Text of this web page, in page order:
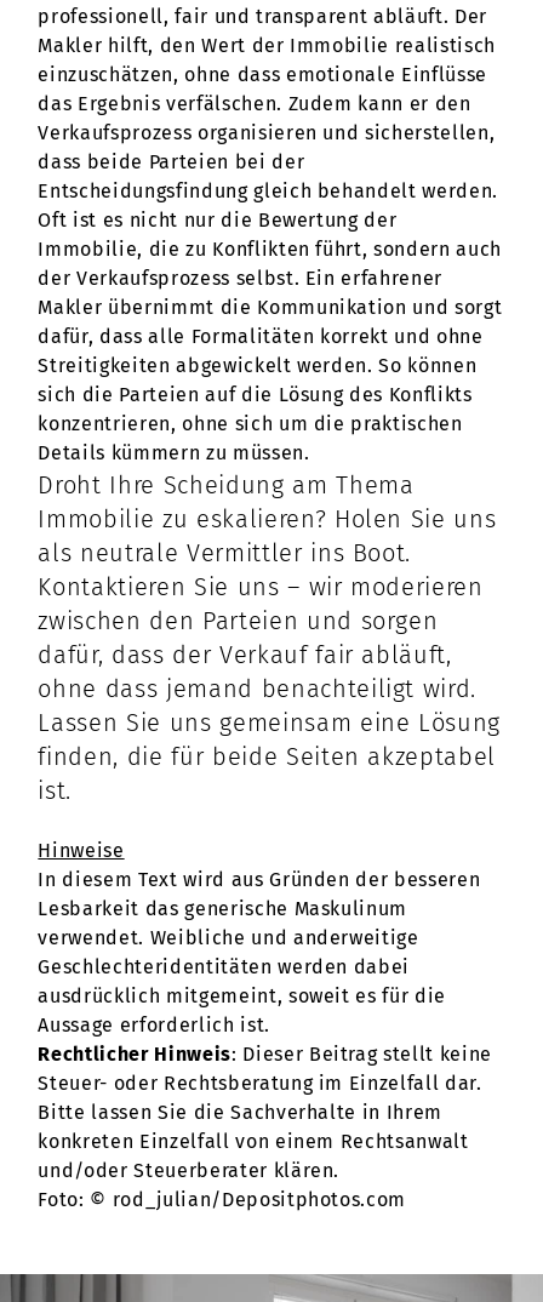
professionell, fair und transparent abläuft. Der
Makler hilft, den Wert der Immobilie realistisch
einzuschätzen, ohne dass emotionale Einflüsse
das Ergebnis verfälschen. Zudem kann er den
Verkaufsprozess organisieren und sicherstellen,
dass beide Parteien bei der
Entscheidungsfindung gleich behandelt werden.
Oft ist es nicht nur die Bewertung der
Immobilie, die zu Konflikten führt, sondern auch
der Verkaufsprozess selbst. Ein erfahrener
Makler übernimmt die Kommunikation und sorgt
dafür, dass alle Formalitäten korrekt und ohne
Streitigkeiten abgewickelt werden. So können
sich die Parteien auf die Lösung des Konflikts
konzentrieren, ohne sich um die praktischen
Details kümmern zu müssen.
Droht Ihre Scheidung am Thema
Immobilie zu eskalieren? Holen Sie uns
als neutrale Vermittler ins Boot.
Kontaktieren Sie uns – wir moderieren
zwischen den Parteien und sorgen
dafür, dass der Verkauf fair abläuft,
ohne dass jemand benachteiligt wird.
Lassen Sie uns gemeinsam eine Lösung
finden, die für beide Seiten akzeptabel
ist.
Hinweise
In diesem Text wird aus Gründen der besseren
Lesbarkeit das generische Maskulinum
verwendet. Weibliche und anderweitige
Geschlechteridentitäten werden dabei
ausdrücklich mitgemeint, soweit es für die
Aussage erforderlich ist.
Rechtlicher Hinweis: Dieser Beitrag stellt keine
Steuer- oder Rechtsberatung im Einzelfall dar.
Bitte lassen Sie die Sachverhalte in Ihrem
konkreten Einzelfall von einem Rechtsanwalt
und/oder Steuerberater klären.
Foto: © rod_julian/Depositphotos.com